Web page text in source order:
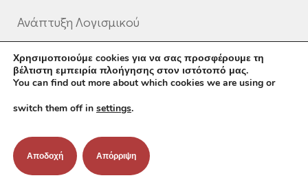
Ανάπτυξη Λογισμικού
Επαγγελματικές Υπηρεσίες
©2026 Mental Informatics
Χρησιμοποιούμε cookies για να σας προσφέρουμε τη
βέλτιστη εμπειρία πλοήγησης στον ιστότοπό μας.
You can find out more about which cookies we are using or
switch them off in settings.
Αποδοχή Απόρριψη